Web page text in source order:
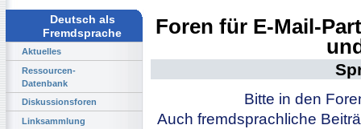
Deutsch als
Fremdsprache
Aktuelles
Ressourcen-
Datenbank
Diskussionsforen
Linksammlung
Foren für E-Mail-
Bitte in den
Auch fremdsprachliche